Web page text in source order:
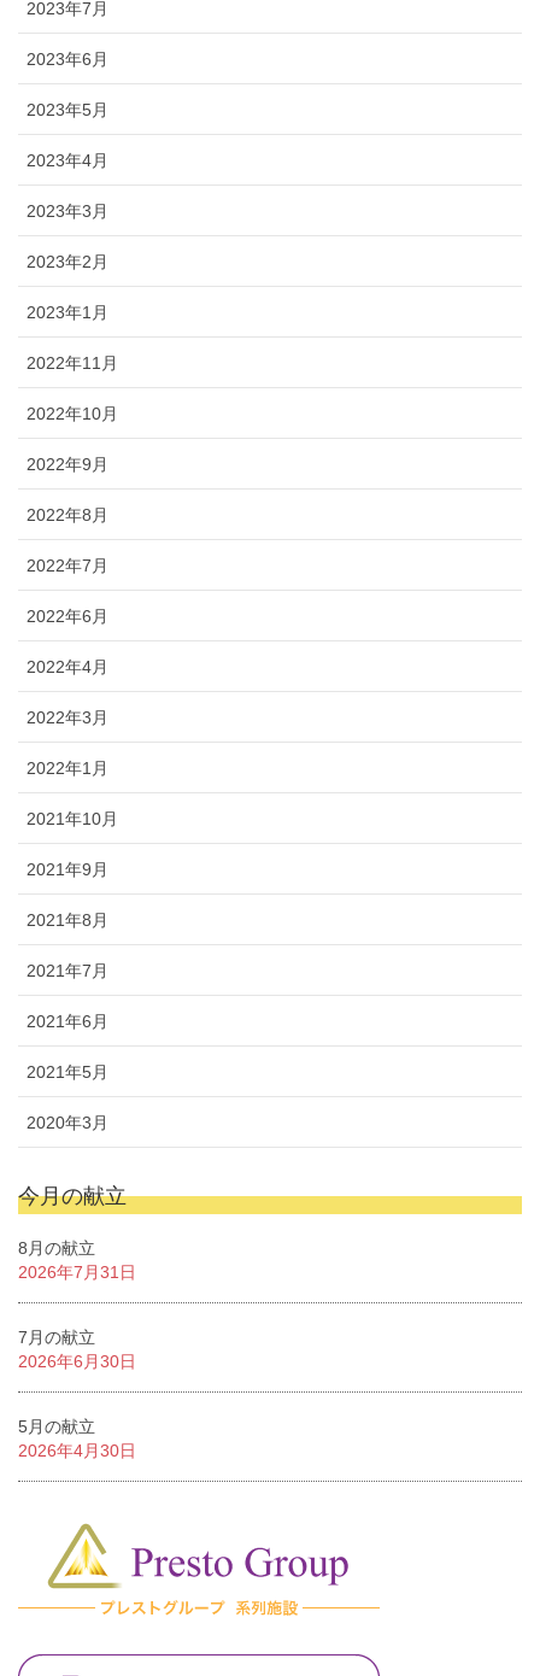
2023年7月
2023年6月
2023年5月
2023年4月
2023年3月
2023年2月
2023年1月
2022年11月
2022年10月
2022年9月
2022年8月
2022年7月
2022年6月
2022年4月
2022年3月
2022年1月
2021年10月
2021年9月
2021年8月
2021年7月
2021年6月
2021年5月
2020年3月
今月の献立
8月の献立
2026年7月31日
7月の献立
2026年6月30日
5月の献立
2026年4月30日